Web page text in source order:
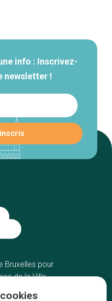
info : Inscrivez-
newsletter !
Bruxelles pour
de la Ville